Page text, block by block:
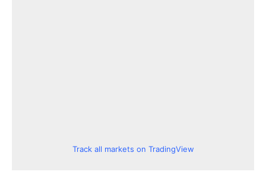
Track all markets on TradingView